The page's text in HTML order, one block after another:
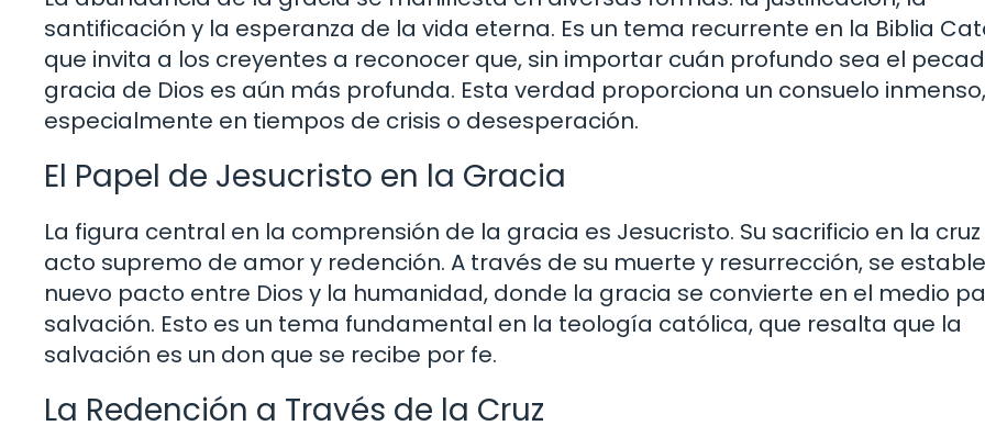
santificación y la esperanza de la vida eterna. Es un tema recurrente en la Biblia
que invita a los creyentes a reconocer que, sin importar cuán profundo sea el
gracia de Dios es aún más profunda. Esta verdad proporciona un consuelo inmenso,
especialmente en tiempos de crisis o desesperación.
El Papel de Jesucristo en la Gracia
La figura central en la comprensión de la gracia es Jesucristo. Su sacrificio en la
acto supremo de amor y redención. A través de su muerte y resurrección, se
nuevo pacto entre Dios y la humanidad, donde la gracia se convierte en el medio
salvación. Esto es un tema fundamental en la teología católica, que resalta que la
salvación es un don que se recibe por fe.
La Redención a Través de la Cruz